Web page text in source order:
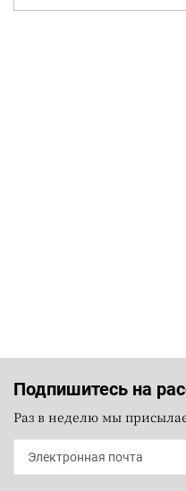
Подпишитесь на
Раз в неделю мы